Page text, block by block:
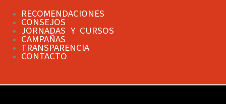
RECOMENDACIONES
CONSEJOS
JORNADAS Y CURSOS
CAMPAÑAS
TRANSPARENCIA
CONTACTO